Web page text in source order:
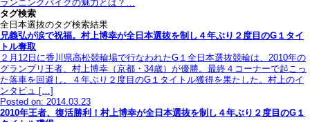
ランニングバイクの魅力とは？…
タグ検索
全日本選抜のタグ検索結果
兄義弘が涙で祝福。村上博幸が全日本選抜を制し４年ぶり２度目のG１タイ
トル奪取
２月12日に香川県高松競輪場で行なわれたG１全日本選抜競輪は、2010年の
グランプリ王者、村上博幸（京都・34歳）が優勝。最終４コーナーで起こっ
た落車を回避し、４年ぶり２度目のG１タイトル獲得を果たした。村上のイ
ンタビュ […]
Posted on: 2014.03.23
2010年王者、復活勝利！村上博幸が全日本選抜を制し４年ぶり２度目のG１